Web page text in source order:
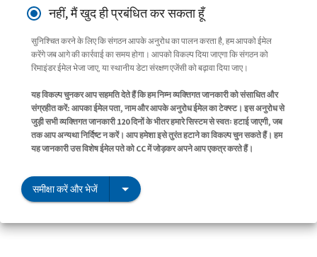
नहीं, मैं खुद ही प्रबंधित कर सकता हूँ
सुनिश्चित करने के लिए कि संगठन आपके अनुरोध का पालन करता है, हम आपको ईमेल
करेंगे जब आगे की कार्रवाई का समय होगा। आपको विकल्प दिया जाएगा कि संगठन को
रिमाइंडर ईमेल भेजा जाए, या स्थानीय डेटा संरक्षण एजेंसी को बढ़ावा दिया जाए।
यह विकल्प चुनकर आप सहमति देते हैं कि हम निम्न व्यक्तिगत जानकारी को संसाधित और
संग्रहीत करें: आपका ईमेल पता, नाम और आपके अनुरोध ईमेल का टेक्स्ट। इस अनुरोध से
जुड़ी सभी व्यक्तिगत जानकारी 120 दिनों के भीतर हमारे सिस्टम से स्वतः हटाई जाएगी, जब
तक आप अन्यथा निर्दिष्ट न करें। आप हमेशा इसे तुरंत हटाने का विकल्प चुन सकते हैं। हम
यह जानकारी उस विशेष ईमेल पते को CC में जोड़कर अपने आप एकत्र करते हैं।
समीक्षा करें और भेजें